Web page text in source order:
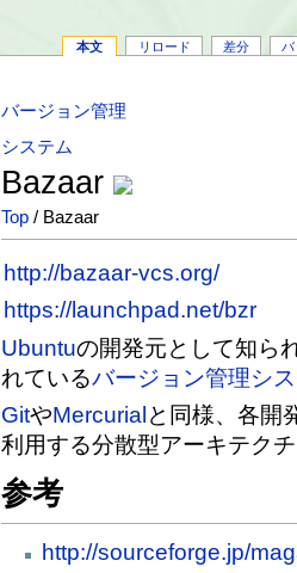
本文 リロード 差分 バ
バージョン管理
システム
Bazaar
Top / Bazaar
http://bazaar-vcs.org/
https://launchpad.net/bzr
Ubuntuの開発元として知ら
れているバージョン管理シ
GitやMercurialと同様、各開
利用する分散型アーキテク
参考
http://sourceforge.jp/